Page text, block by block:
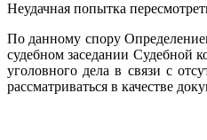
Неудачная попытка
По данному спору
судебном заседании Судебной
уголовного дела в связи с
рассматриваться в качестве